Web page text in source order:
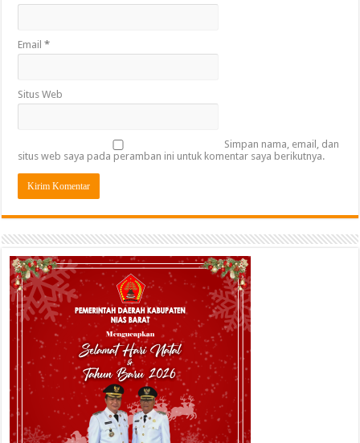
Email*
Situs Web
Simpan nama, email, dan
situs web saya pada peramban ini untuk komentar saya berikutnya.